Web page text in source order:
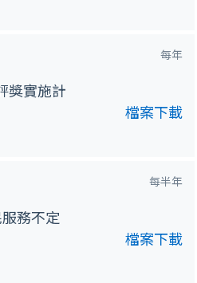
每年
獎實施計
檔案下載
每半年
務不定
檔案下載